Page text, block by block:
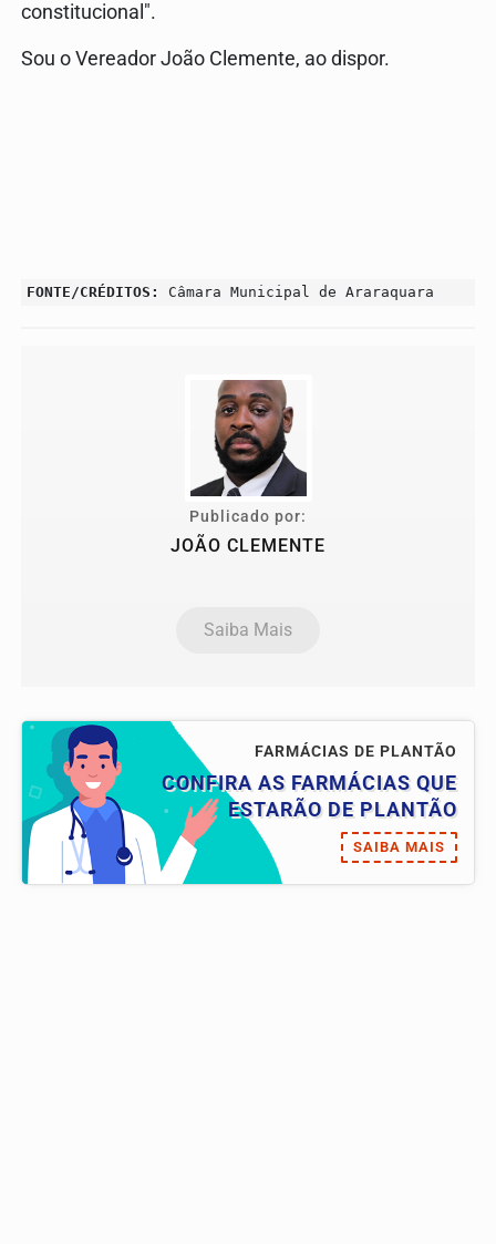
constitucional".
Sou o Vereador João Clemente, ao dispor.
FONTE/CRÉDITOS: Câmara Municipal de Araraquara
Publicado por:
JOÃO CLEMENTE
Saiba Mais
FARMÁCIAS DE PLANTÃO
CONFIRA AS FARMÁCIAS QUE
ESTARÃO DE PLANTÃO
SAIBA MAIS